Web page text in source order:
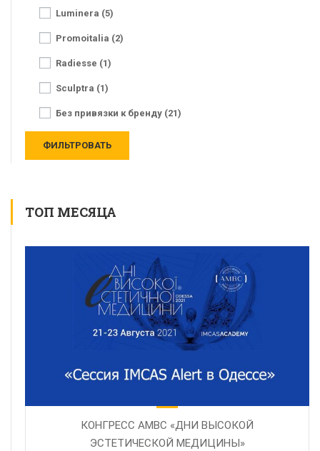
Luminera (5)
Promoitalia (2)
Radiesse (1)
Sculptra (1)
Без привязки к бренду (21)
ТОП МЕСЯЦА
КОНГРЕСС AMBC «ДНИ ВЫСОКОЙ
ЭСТЕТИЧЕСКОЙ МЕДИЦИНЫ»